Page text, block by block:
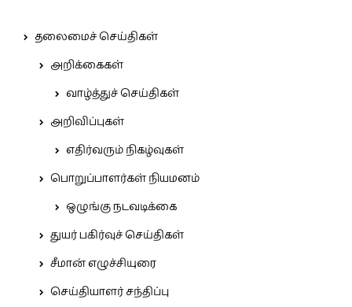
தலைமைச் செய்திகள்
அறிக்கைகள்
வாழ்த்துச் செய்திகள்
அறிவிப்புகள்
எதிர்வரும் நிகழ்வுகள்
பொறுப்பாளர்கள் நியமனம்
ஒழுங்கு நடவடிக்கை
துயர் பகிர்வுச் செய்திகள்
சீமான் எழுச்சியுரை
செய்தியாளர் சந்திப்பு